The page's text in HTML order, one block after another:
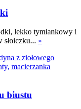
lekko tymiankowy i
słoiczku... »
z ziołowego
macierzanka
biustu